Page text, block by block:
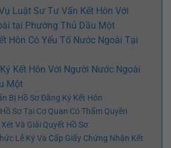
Luật Sư Tư Vấn Kết Hôn Với
tại Phường Thủ Dầu Một
Hôn Có Yếu Tố Nước Ngoài Tại
Kết Hôn Với Người Nước Ngoài
Một
Bị Hồ Sơ Đăng Ký Kết Hôn
Sơ Tại Cơ Quan Có Thẩm Quyền
Và Giải Quyết Hồ Sơ
Lễ Ký Và Cấp Giấy Chứng Nhận Kết